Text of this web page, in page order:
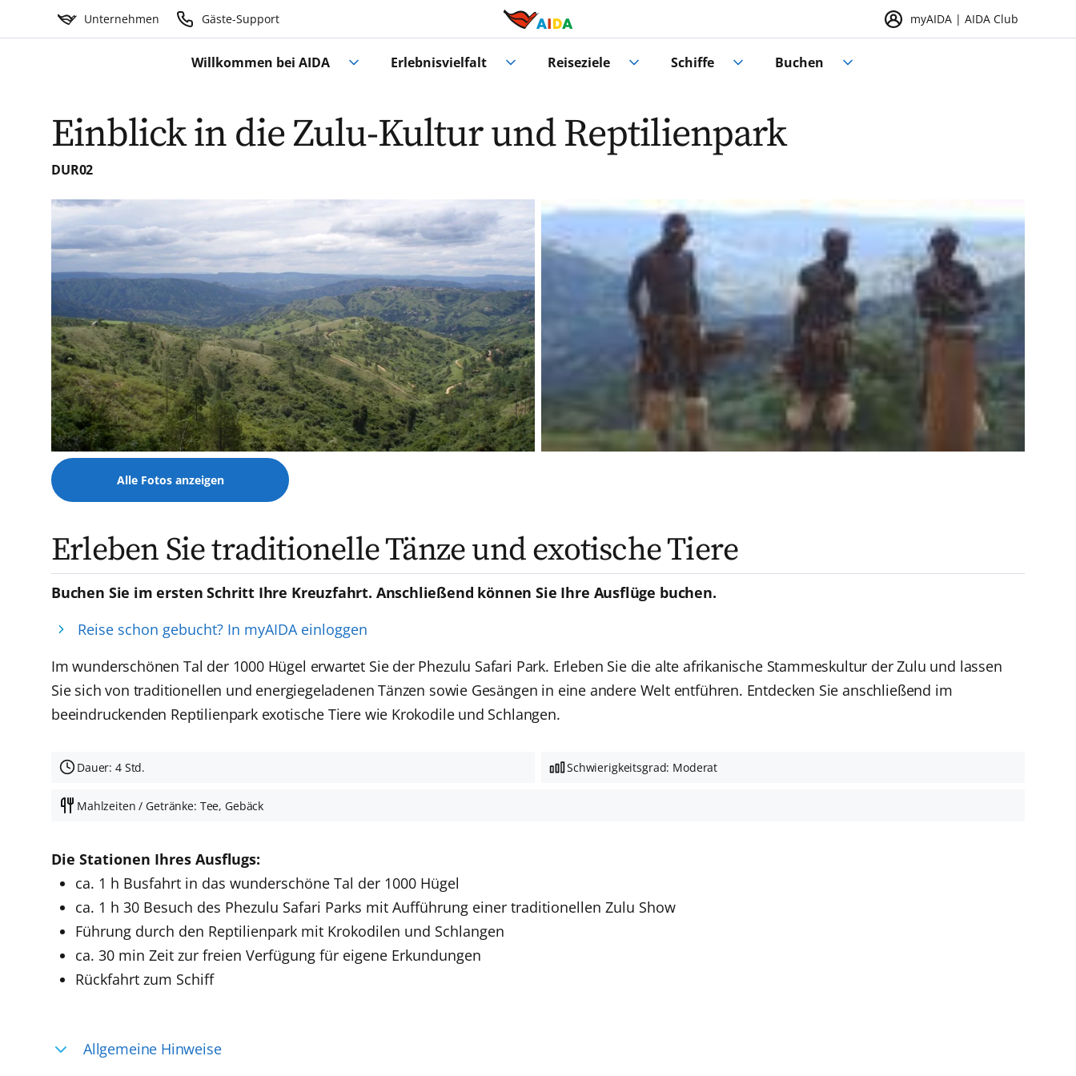
Unternehmen Gäste-Support myAIDA | AIDA Club
Willkommen bei AIDA Erlebnisvielfalt Reiseziele Schiffe Buchen
Einblick in die Zulu-Kultur und Reptilienpark
DUR02
Alle Fotos anzeigen
Erleben Sie traditionelle Tänze und exotische Tiere
Buchen Sie im ersten Schritt Ihre Kreuzfahrt. Anschließend können Sie Ihre Ausflüge buchen.
Reise schon gebucht? In myAIDA einloggen
Im wunderschönen Tal der 1000 Hügel erwartet Sie der Phezulu Safari Park. Erleben Sie die alte afrikanische Stammeskultur der Zulu und lassen
Sie sich von traditionellen und energiegeladenen Tänzen sowie Gesängen in eine andere Welt entführen. Entdecken Sie anschließend im
beeindruckenden Reptilienpark exotische Tiere wie Krokodile und Schlangen.
Dauer: 4 Std. Schwierigkeitsgrad: Moderat
Mahlzeiten / Getränke: Tee, Gebäck
Die Stationen Ihres Ausflugs:
ca. 1 h Busfahrt in das wunderschöne Tal der 1000 Hügel
ca. 1 h 30 Besuch des Phezulu Safari Parks mit Aufführung einer traditionellen Zulu Show
Führung durch den Reptilienpark mit Krokodilen und Schlangen
ca. 30 min Zeit zur freien Verfügung für eigene Erkundungen
Rückfahrt zum Schiff
Allgemeine Hinweise